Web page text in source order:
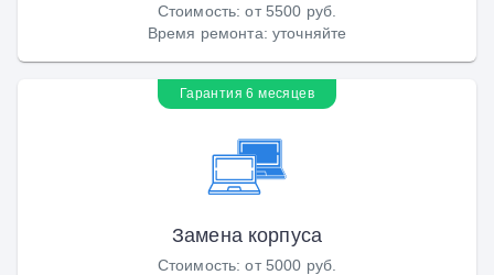
Стоимость:от 5500 руб.
Время ремонта: уточняйте
Гарантия 6 месяцев
Замена корпуса
Стоимость:от 5000 руб.